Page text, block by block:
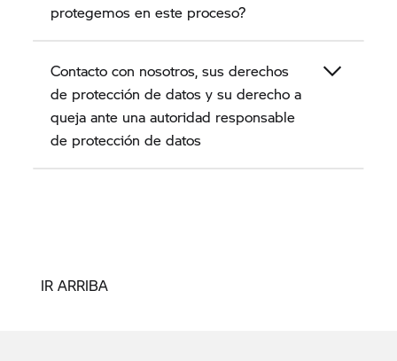
protegemos en este proceso?
Contacto con nosotros, sus derechos
de protección de datos y su derecho a
queja ante una autoridad responsable
de protección de datos
IR ARRIBA